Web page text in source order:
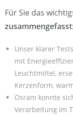
Für Sie das
Unser klarer
mit
Leuchtmittel,
Kerzenform,
Osram konnte
Verarbeitung im